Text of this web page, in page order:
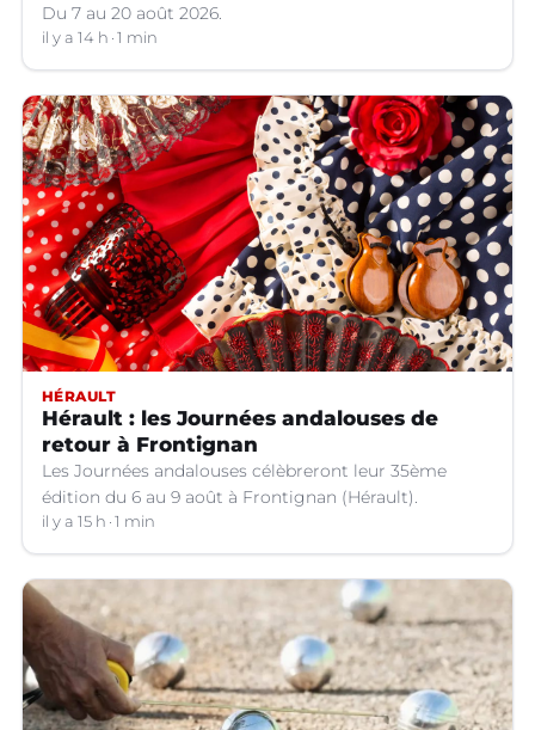
Du 7 au 20 août 2026.
il y a 14 h 1 min
HÉRAULT
Hérault : les Journées andalouses de
retour à Frontignan
Les Journées andalouses célèbreront leur 35ème
édition du 6 au 9 août à Frontignan (Hérault).
il y a 15 h 1 min